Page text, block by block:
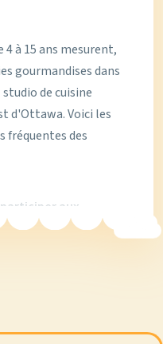
4 à 15 ans mesurent,
gourmandises dans
de cuisine
d'Ottawa. Voici les
fréquentes des
aux